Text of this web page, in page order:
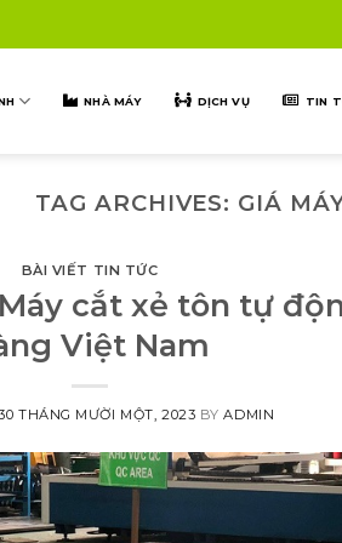
NHÀ MÁY DỊCH VỤ TIN
TAG ARCHIVES: GIÁ
BÀI VIẾT TIN TỨC
cắt xẻ tôn tự
Việt Nam
THÁNG MƯỜI MỘT, 2023 BYADMIN